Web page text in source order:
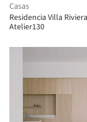
Casas
Residencia Villa
Atelier130